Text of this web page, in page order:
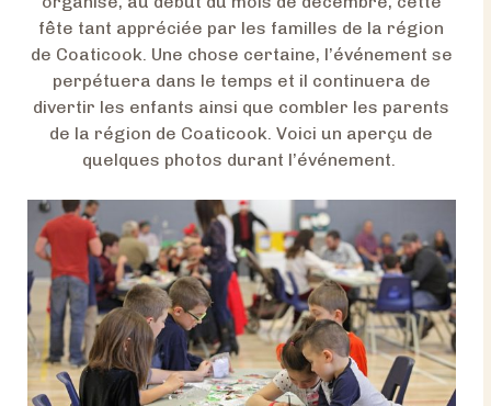
fête tant appréciée par les familles de la région
de Coaticook. Une chose certaine, l’événement se
perpétuera dans le temps et il continuera de
divertir les enfants ainsi que combler les parents
de la région de Coaticook. Voici un aperçu de
quelques photos durant l’événement.